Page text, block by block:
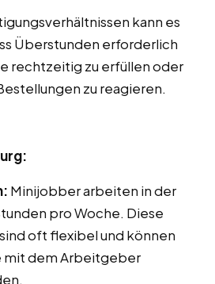
kann es
Überstunden erforderlich
rechtzeitig zu erfüllen oder
zu reagieren.
Minijobber arbeiten in der
pro Woche. Diese
oft flexibel und können
mit dem Arbeitgeber